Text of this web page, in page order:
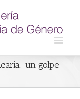
un golpe